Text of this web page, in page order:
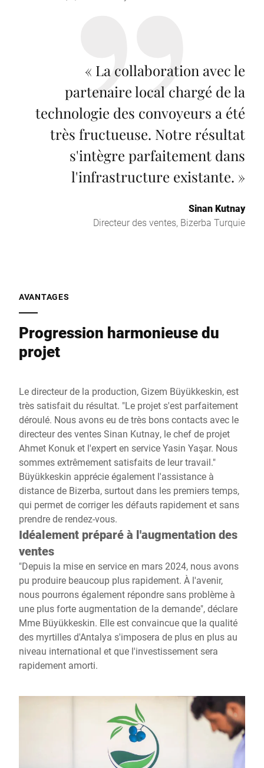
« La collaboration avec le
partenaire local chargé de la
technologie des convoyeurs a été
très fructueuse. Notre résultat
s'intègre parfaitement dans
l'infrastructure existante. »
Sinan Kutnay
Directeur des ventes, Bizerba Turquie
AVANTAGES
Progression harmonieuse du
projet
Le directeur de la production, Gizem Büyükkeskin, est
très satisfait du résultat. "Le projet s'est parfaitement
déroulé. Nous avons eu de très bons contacts avec le
directeur des ventes Sinan Kutnay, le chef de projet
Ahmet Konuk et l'expert en service Yasin Yaşar. Nous
sommes extrêmement satisfaits de leur travail."
Büyükkeskin apprécie également l'assistance à
distance de Bizerba, surtout dans les premiers temps,
qui permet de corriger les défauts rapidement et sans
prendre de rendez-vous.
Idéalement préparé à l'augmentation des
ventes
"Depuis la mise en service en mars 2024, nous avons
pu produire beaucoup plus rapidement. À l'avenir,
nous pourrons également répondre sans problème à
une plus forte augmentation de la demande", déclare
Mme Büyükkeskin. Elle est convaincue que la qualité
des myrtilles d'Antalya s'imposera de plus en plus au
niveau international et que l'investissement sera
rapidement amorti.